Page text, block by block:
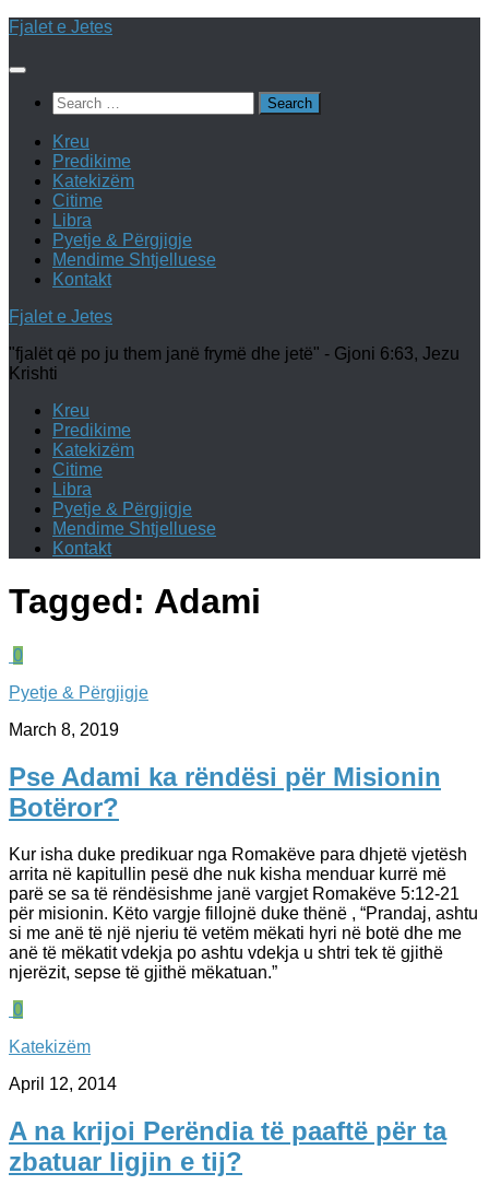
Skip
content
Fjalet e Jetes
Search
for:
Kreu
Predikime
Katekizëm
Citime
Libra
Pyetje & Përgjigje
Mendime Shtjelluese
Kontakt
Fjalet e Jetes
"fjalët që po ju them janë frymë dhe jetë" - Gjoni 6:63, Jezu
Krishti
Kreu
Predikime
Katekizëm
Citime
Libra
Pyetje & Përgjigje
Mendime Shtjelluese
Kontakt
Tagged: Adami
0
Pyetje & Përgjigje
March 8, 2019
Pse Adami ka rëndësi për Misionin
Botëror?
Kur isha duke predikuar nga Romakëve para dhjetë vjetësh
arrita në kapitullin pesë dhe nuk kisha menduar kurrë më
parë se sa të rëndësishme janë vargjet Romakëve 5:12-21
për misionin. Këto vargje fillojnë duke thënë , “Prandaj, ashtu
si me anë të një njeriu të vetëm mëkati hyri në botë dhe me
anë të mëkatit vdekja po ashtu vdekja u shtri tek të gjithë
njerëzit, sepse të gjithë mëkatuan.”
0
Katekizëm
April 12, 2014
A na krijoi Perëndia të paaftë për ta
zbatuar ligjin e tij?